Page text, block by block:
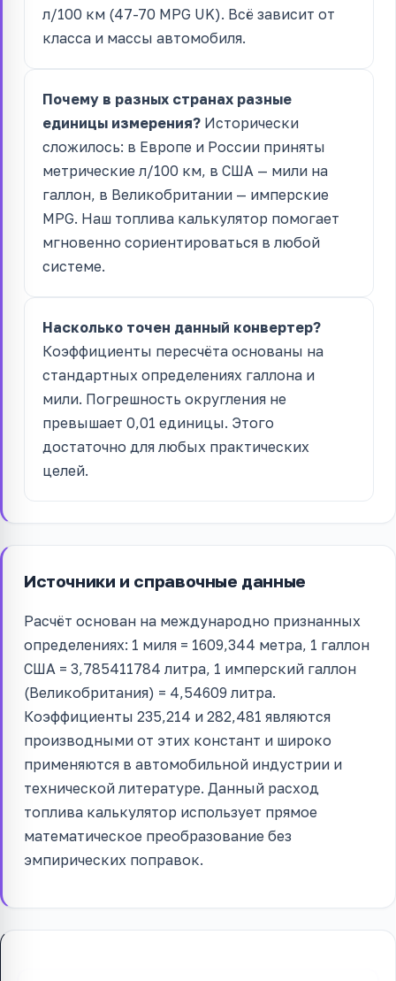
л/100 км (47-70 MPG UK). Всё зависит от
класса и массы автомобиля.
Почему в разных странах разные
единицы измерения? Исторически
сложилось: в Европе и России приняты
метрические л/100 км, в США — мили на
галлон, в Великобритании — имперские
MPG. Наш топлива калькулятор помогает
мгновенно сориентироваться в любой
системе.
Насколько точен данный конвертер?
Коэффициенты пересчёта основаны на
стандартных определениях галлона и
мили. Погрешность округления не
превышает 0,01 единицы. Этого
достаточно для любых практических
целей.
Источники и справочные данные
Расчёт основан на международно признанных
определениях: 1 миля = 1609,344 метра, 1 галлон
США = 3,785411784 литра, 1 имперский галлон
(Великобритания) = 4,54609 литра.
Коэффициенты 235,214 и 282,481 являются
производными от этих констант и широко
применяются в автомобильной индустрии и
технической литературе. Данный расход
топлива калькулятор использует прямое
математическое преобразование без
эмпирических поправок.